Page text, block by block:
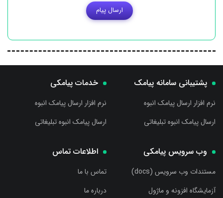
ارسال پیام
پشتیبانی سامانه پیامک
نرم افزار ارسال پیامک انبوه
ارسال پیامک انبوه تبلیغاتی
خدمات پیامکی
نرم افزار ارسال پیامک انبوه
ارسال پیامک انبوه تبلیغاتی
وب سرویس پیامکی
مستندات وب سرویس (docs)
آزمایشگاه افزونه و ماژول
اطلاعات تماس
تماس با ما
درباره ما